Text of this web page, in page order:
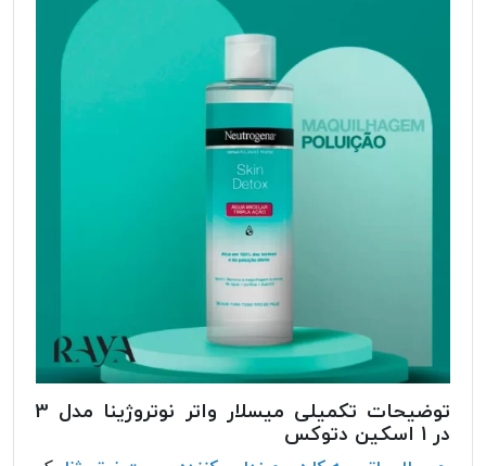
توضیحات تکمیلی میسلار واتر نوتروژینا مدل 3
در 1 اسکین دتوکس